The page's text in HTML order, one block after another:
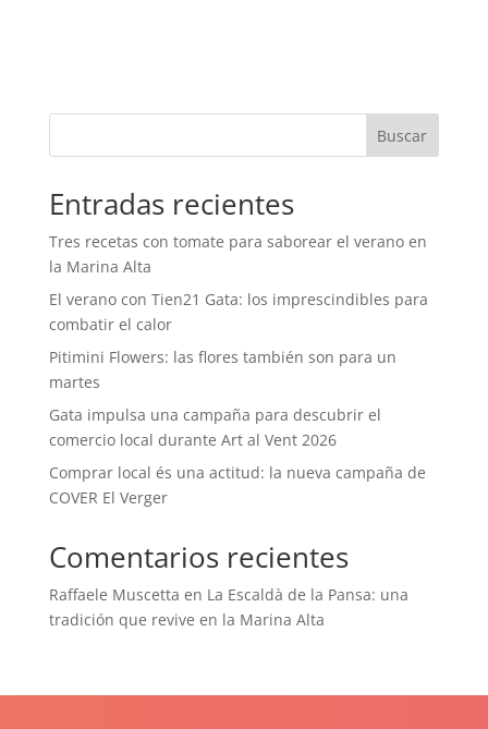
Buscar
Entradas recientes
Tres recetas con tomate para saborear el verano en
la Marina Alta
El verano con Tien21 Gata: los imprescindibles para
combatir el calor
Pitimini Flowers: las flores también son para un
martes
Gata impulsa una campaña para descubrir el
comercio local durante Art al Vent 2026
Comprar local és una actitud: la nueva campaña de
COVER El Verger
Comentarios recientes
Raffaele Muscetta en La Escaldà de la Pansa: una
tradición que revive en la Marina Alta